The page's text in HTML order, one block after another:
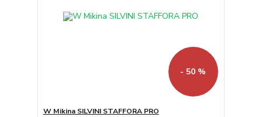
- 50 %
W Mikina SILVINI STAFFORA PRO